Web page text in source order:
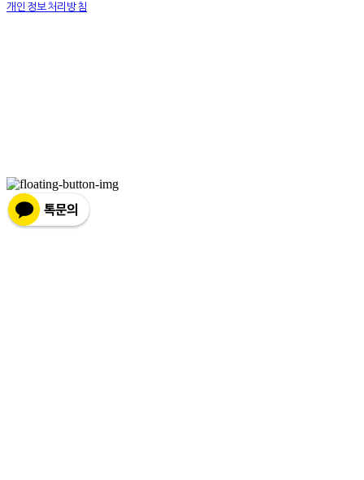
개인정보처리방침